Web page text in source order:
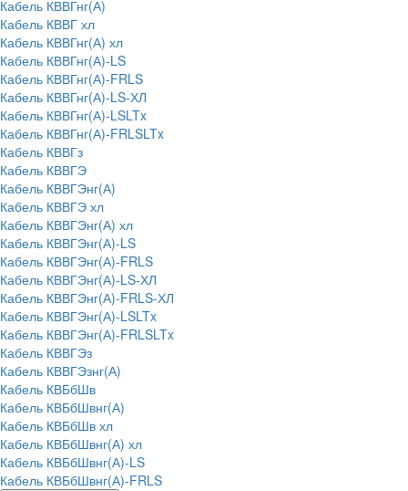
Кабель КВВГнг(А)
Кабель КВВГ хл
Кабель КВВГнг(А) хл
Кабель КВВГнг(А)-LS
Кабель КВВГнг(А)-FRLS
Кабель КВВГнг(А)-LS-ХЛ
Кабель КВВГнг(А)-LSLTx
Кабель КВВГнг(А)-FRLSLTx
Кабель КВВГз
Кабель КВВГЭ
Кабель КВВГЭнг(А)
Кабель КВВГЭ хл
Кабель КВВГЭнг(А) хл
Кабель КВВГЭнг(А)-LS
Кабель КВВГЭнг(А)-FRLS
Кабель КВВГЭнг(А)-LS-ХЛ
Кабель КВВГЭнг(А)-FRLS-ХЛ
Кабель КВВГЭнг(А)-LSLTx
Кабель КВВГЭнг(А)-FRLSLTx
Кабель КВВГЭз
Кабель КВВГЭзнг(А)
Кабель КВБбШв
Кабель КВБбШвнг(А)
Кабель КВБбШв хл
Кабель КВБбШвнг(А) хл
Кабель КВБбШвнг(А)-LS
Кабель КВБбШвнг(А)-FRLS